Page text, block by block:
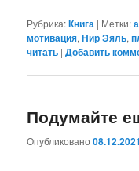
Рубрика:Книга | Метки:
мотивация,Нир Эяль,
читать |Добавить
Подумайте
Опубликовано08.12.2021